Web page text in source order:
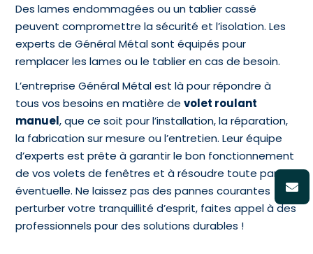
Des lames endommagées ou un tablier cassé
peuvent compromettre la sécurité et l’isolation. Les
experts de Général Métal sont équipés pour
remplacer les lames ou le tablier en cas de besoin.
L’entreprise Général Métal est là pour répondre à
tous vos besoins en matière devolet roulant
manuel, que ce soit pour l’installation, la réparation,
la fabrication sur mesure ou l’entretien. Leur équipe
d’experts est prête à garantir le bon fonctionnement
de vos volets de fenêtres et à résoudre toute panne
éventuelle. Ne laissez pas des pannes courantes
perturber votre tranquillité d’esprit, faites appel à des
professionnels pour des solutions durables !